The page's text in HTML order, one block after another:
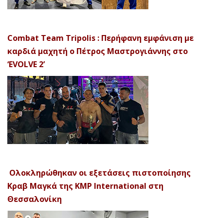
Combat Team Tripolis : Περήφανη εμφάνιση με
καρδιά μαχητή ο Πέτρος Μαστρογιάννης στο
‘EVOLVE 2’
Ολοκληρώθηκαν οι εξετάσεις πιστοποίησης
Κραβ Μαγκά της KMP International στη
Θεσσαλονίκη